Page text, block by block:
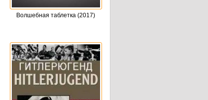
Волшебная таблетка (2017)